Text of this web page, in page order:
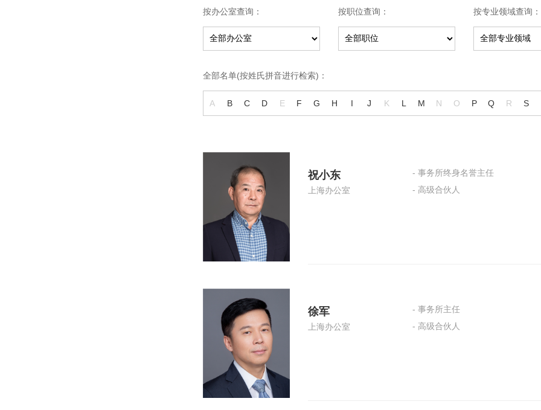
按办公室查询： 按职位查询： 按专业领域查询：
全部名单(按姓氏拼音进行检索)：
A B C D E F G H I J K L M N O P Q R S
祝小东
上海办公室
- 事务所终身名誉主任
- 高级合伙人
徐军
上海办公室
- 事务所主任
- 高级合伙人